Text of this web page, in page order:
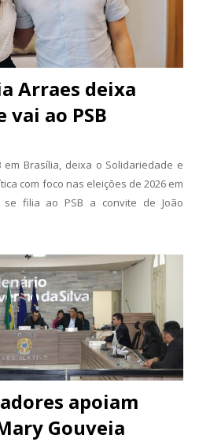
Arraes deixa
vai ao PSB
Brasília, deixa o Solidariedade e
com foco nas eleições de 2026 em
se filia ao PSB a convite de João
apoiam
Gouveia